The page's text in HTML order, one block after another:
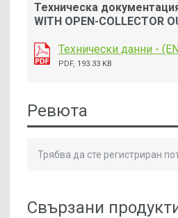
Техническа
WITH OPEN-COLLECTOR
Технически данни -
PDF, 193.33 KB
Ревюта
Трябва да сте регистриран
Свързани